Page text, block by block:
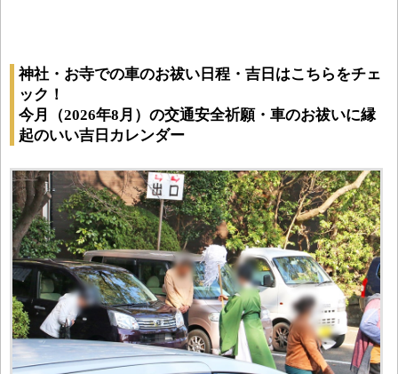
神社・お寺での車のお祓い日程・吉日はこちらをチェ
ック！
今月（2026年8月）の交通安全祈願・車のお祓いに縁
起のいい吉日カレンダー